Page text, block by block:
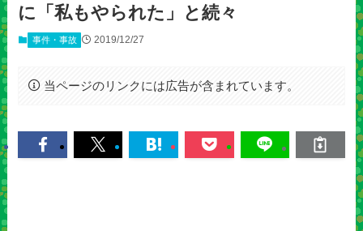
に「私もやられた」と続々
事件・事故 2019/12/27
当ページのリンクには広告が含まれています。